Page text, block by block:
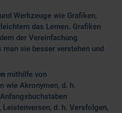
und Werkzeuge wie Grafiken,
das Lernen. Grafiken
der Vereinfachung
sie besser verstehen und
mithilfe von
wie Akronymen, d. h.
d. h. Versfolgen,